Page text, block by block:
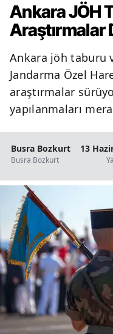
Ankara JÖH
Araştırmalar
Ankara jöh taburu
Jandarma Özel
araştırmalar
yapılanmaları
Busra Bozkurt
Busra Bozkurt
13